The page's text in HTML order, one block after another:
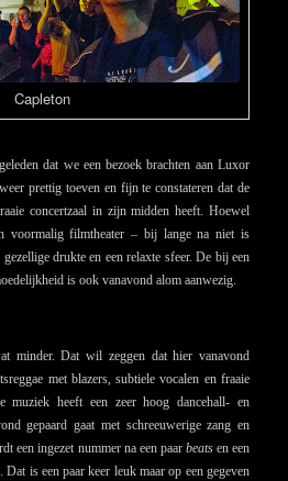
Capleton
dat we een bezoek brachten aan Luxor
prettig toeven en fijn te constateren dat de
concertzaal in zijn midden heeft. Hoewel
voormalig filmtheater – bij lange na niet is
drukte en een relaxte sfeer. De bij een
is ook vanavond alom aanwezig.
minder. Dat wil zeggen dat hier vanavond
met blazers, subtiele vocalen en fraaie
muziek heeft een zeer hoog dancehall- en
gepaard gaat met schreeuwerige zang en
een ingezet nummer na een paar beatsen een
is een paar keer leuk maar op een gegeven